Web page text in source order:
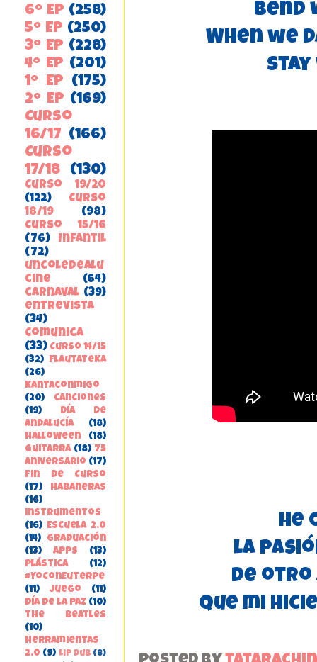
Bend
When we
He
la
de otro
que mi
6º EP (258)
5º EP (250)
3º EP (228)
4º EP (201)
1º EP
(175)
2º EP (169)
Curso
16/17 (166)
Curso
17/18
(130)
Curso 19/20
(122)
Curso
18/19
(98)
Curso 15/16
(76)
Infantil
(72)
uncoledealu
cine
(64)
carnaval (39)
entrevista
(34)
ComunicA
(33) Curso 14/15
(32)
FlautateKa
(26)
kantaconmigo
(20)
canciones
(19)
Día de
Andalucía
(18)
Halloween
(18)
guitarra (18) 75
aniversario (17)
Fin de Curso
(17)
habaneras
(16)
instrumentos
(16) Escuela 2.0
(14)
Graduación
(13)
apps
(13)
Plástica
(12)
#YoConEuterpe
(11)
juego
(11)
Día de la Paz (10)
the beatles
(10)
herramientas
2.0 (9) Lip Dub (8)